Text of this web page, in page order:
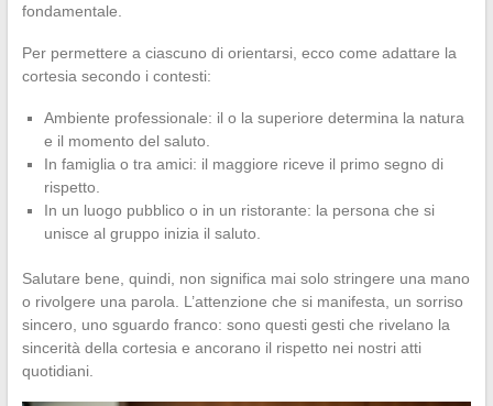
fondamentale.
Per permettere a ciascuno di orientarsi, ecco come adattare la
cortesia secondo i contesti:
Ambiente professionale: il o la superiore determina la natura
e il momento del saluto.
In famiglia o tra amici: il maggiore riceve il primo segno di
rispetto.
In un luogo pubblico o in un ristorante: la persona che si
unisce al gruppo inizia il saluto.
Salutare bene, quindi, non significa mai solo stringere una mano
o rivolgere una parola. L’attenzione che si manifesta, un sorriso
sincero, uno sguardo franco: sono questi gesti che rivelano la
sincerità della cortesia e ancorano il rispetto nei nostri atti
quotidiani.